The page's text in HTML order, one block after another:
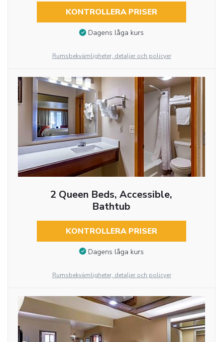
KONTROLLERA PRISER
Dagens låga kurs
Rumsbekvämligheter, detaljer och policyer
2 Queen Beds, Accessible,
Bathtub
KONTROLLERA PRISER
Dagens låga kurs
Rumsbekvämligheter, detaljer och policyer